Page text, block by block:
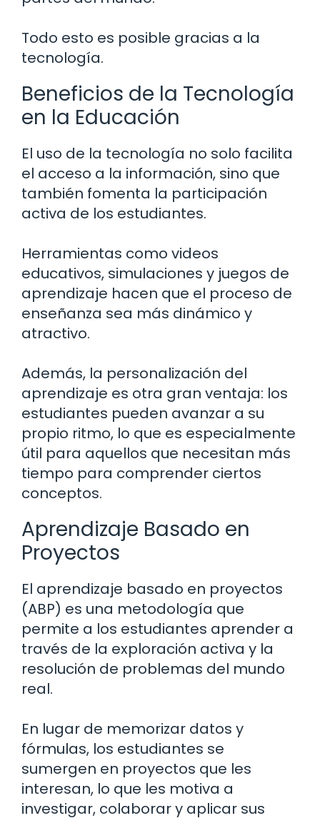
Todo esto es posible gracias a la
tecnología.
Beneficios de la Tecnología
en la Educación
El uso de la tecnología no solo facilita
el acceso a la información, sino que
también fomenta la participación
activa de los estudiantes.
Herramientas como videos
educativos, simulaciones y juegos de
aprendizaje hacen que el proceso de
enseñanza sea más dinámico y
atractivo.
Además, la personalización del
aprendizaje es otra gran ventaja: los
estudiantes pueden avanzar a su
propio ritmo, lo que es especialmente
útil para aquellos que necesitan más
tiempo para comprender ciertos
conceptos.
Aprendizaje Basado en
Proyectos
El aprendizaje basado en proyectos
(ABP) es una metodología que
permite a los estudiantes aprender a
través de la exploración activa y la
resolución de problemas del mundo
real.
En lugar de memorizar datos y
fórmulas, los estudiantes se
sumergen en proyectos que les
interesan, lo que les motiva a
investigar, colaborar y aplicar sus